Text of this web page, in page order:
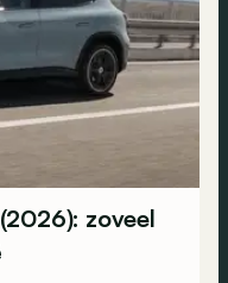
zoveel